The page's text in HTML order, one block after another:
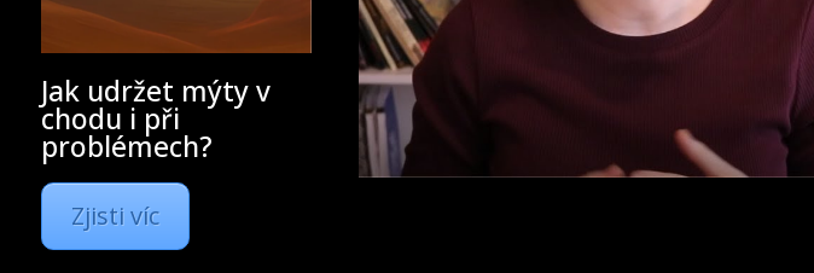
Jak udržet mýty v
chodu i při
problémech?
Zjisti víc